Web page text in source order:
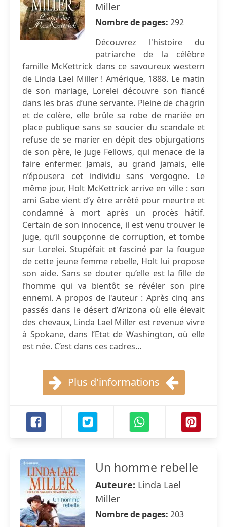
Miller
Nombre de pages: 292
Découvrez l'histoire du
patriarche de la célèbre
famille McKettrick dans ce savoureux western
de Linda Lael Miller ! Amérique, 1888. Le matin
de son mariage, Lorelei découvre son fiancé
dans les bras d’une servante. Pleine de chagrin
et de colère, elle brûle sa robe de mariée en
place publique sans se soucier du scandale et
refuse de se marier en dépit des objurgations
de son père, le juge Fellows, qui menace de la
faire enfermer. Jamais, au grand jamais, elle
n’épousera cet individu sans vergogne. Le
même jour, Holt McKettrick arrive en ville : son
ami Gabe vient d’y être arrêté pour meurtre et
condamné à mort après un procès hâtif.
Certain de son innocence, il est venu trouver le
juge, qu’il soupçonne de corruption, et tombe
sur Lorelei. Stupéfait et fasciné par la fougue
de cette jeune femme rebelle, Holt lui propose
son aide. Sans se douter qu’elle est la fille de
l’homme qui va bientôt se révéler son pire
ennemi. A propos de l'auteur : Après cinq ans
passés dans le désert d’Arizona où elle élevait
des chevaux, Linda Lael Miller est revenue vivre
à Spokane, dans l’Etat de Washington, où elle
est née. C’est dans ces cadres...
Plus d'informations
Un homme rebelle
Auteure: Linda Lael
Miller
Nombre de pages: 203